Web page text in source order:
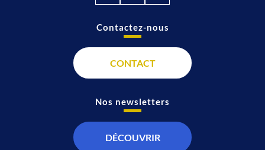
Contactez-nous
CONTACT
Nos newsletters
DÉCOUVRIR